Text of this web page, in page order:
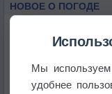
НОВОЕ О ПОГОДЕ
Мы
удобнее